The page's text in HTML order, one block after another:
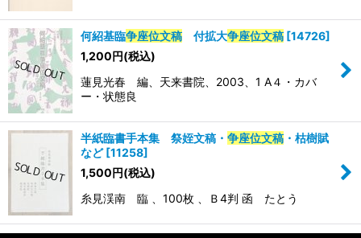
何紹基臨争座位文稿 付拡大争座位文稿 [14726]
1,200円(税込)
蓮見光春 編、天来書院、2003、1 A４・カバ
ー・状態良
半紙臨書手本集 祭姪文稿・ 争座位文稿 ・枯樹賦
など [11258]
1,500円(税込)
糸見渓南 臨 、100枚 、Ｂ4判 函 たとう